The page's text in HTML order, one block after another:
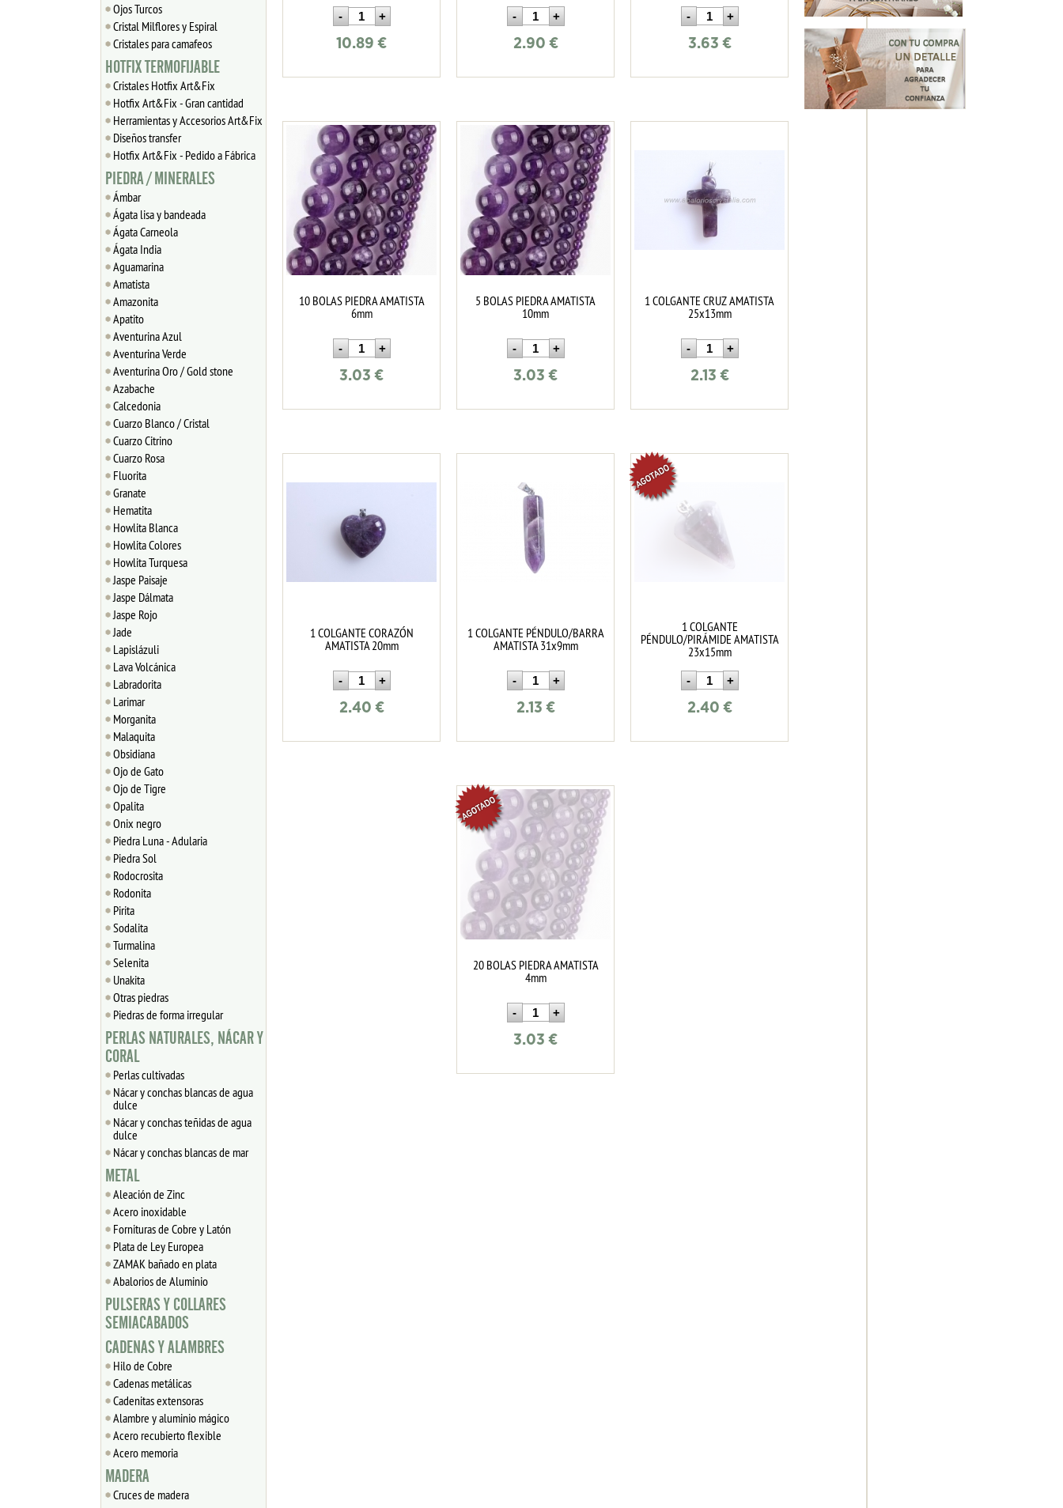
Ojos Turcos
Cristal Milflores y Espiral
Cristales para camafeos
HOTFIX TERMOFIJABLE
Cristales Hotfix Art&Fix
Hotfix Art&Fix - Gran cantidad
Herramientas y Accesorios Art&Fix
Diseños transfer
Hotfix Art&Fix - Pedido a Fábrica
PIEDRA / MINERALES
Ámbar
Ágata lisa y bandeada
Ágata Carneola
Ágata India
Aguamarina
Amatista
Amazonita
Apatito
Aventurina Azul
Aventurina Verde
Aventurina Oro / Gold stone
Azabache
Calcedonia
Cuarzo Blanco / Cristal
Cuarzo Citrino
Cuarzo Rosa
Fluorita
Granate
Hematita
Howlita Blanca
Howlita Colores
Howlita Turquesa
Jaspe Paisaje
Jaspe Dálmata
Jaspe Rojo
Jade
Lapislázuli
Lava Volcánica
Labradorita
Larimar
Morganita
Malaquita
Obsidiana
Ojo de Gato
Ojo de Tigre
Opalita
Onix negro
Piedra Luna - Adularia
Piedra Sol
Rodocrosita
Rodonita
Pirita
Sodalita
Turmalina
Selenita
Unakita
Otras piedras
Piedras de forma irregular
PERLAS NATURALES, NÁCAR Y
CORAL
Perlas cultivadas
Nácar y conchas blancas de agua
dulce
Nácar y conchas teñidas de agua
dulce
Nácar y conchas blancas de mar
METAL
Aleación de Zinc
Acero inoxidable
Fornituras de Cobre y Latón
Plata de Ley Europea
ZAMAK bañado en plata
Abalorios de Aluminio
PULSERAS Y COLLARES
SEMIACABADOS
CADENAS Y ALAMBRES
Hilo de Cobre
Cadenas metálicas
Cadenitas extensoras
Alambre y aluminio mágico
Acero recubierto flexible
Acero memoria
MADERA
Cruces de madera
10.89 € 2.90 € 3.63 €
10 BOLAS PIEDRA AMATISTA
6mm
3.03 €
5 BOLAS PIEDRA AMATISTA
10mm
3.03 €
1 COLGANTE CRUZ AMATISTA
25x13mm
2.13 €
1 COLGANTE CORAZÓN
AMATISTA 20mm
2.40 €
1 COLGANTE PÉNDULO/BARRA
AMATISTA 31x9mm
2.13 €
1 COLGANTE
PÉNDULO/PIRÁMIDE AMATISTA
23x15mm
2.40 €
20 BOLAS PIEDRA AMATISTA
4mm
3.03 €